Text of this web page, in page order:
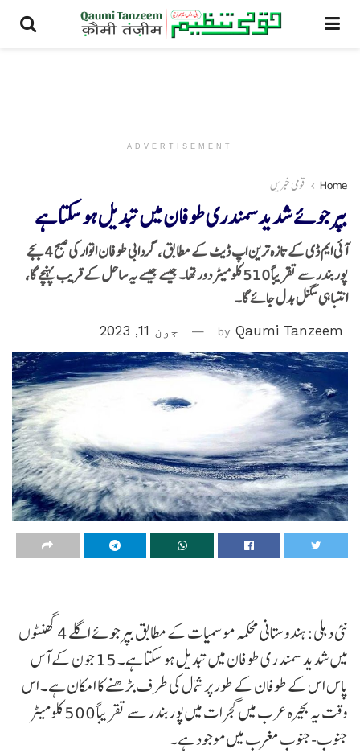
ADVERTISEMENT
Home قومی خبریں
بپرجوئے شدید سمندری طوفان میں تبدیل ہو سکتا ہے
آئی ایم ڈی کے تازہ ترین اپ ڈیٹ کے مطابق، گردابی طوفان اتوار کی صبح 4 بجے
پوربندر سے تقریباً 510 کلومیٹر دور تھا۔ جیسے جیسے یہ ساحل کے قریب پہنچے گا،
انتباہی سگنل بدل جائے گا۔
by Qaumi Tanzeem جون 11, 2023
نئی دہلی: ہندوستانی محکمہ موسمیات کے مطابق بپرجوئے اگلے 4 گھنٹوں
میں شدید سمندری طوفان میں تبدیل ہو سکتا ہے۔ 15 جون کے آس
پاس اس کے طوفان کے طور پر شمال کی طرف بڑھنے کا امکان ہے۔ اس
وقت یہ بحیرہ عرب میں گجرات میں پوربندر سے تقریباً 500 کلومیٹر
جنوب-جنوب مغرب میں موجود ہے۔